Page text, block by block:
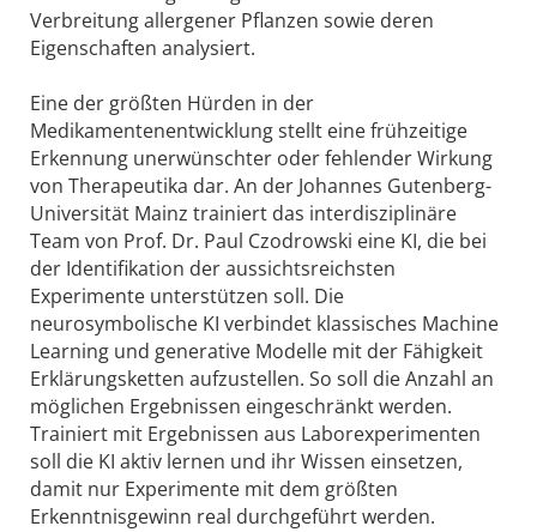
Verbreitung allergener Pflanzen sowie deren
Eigenschaften analysiert.
Eine der größten Hürden in der
Medikamentenentwicklung stellt eine frühzeitige
Erkennung unerwünschter oder fehlender Wirkung
von Therapeutika dar. An der Johannes Gutenberg-
Universität Mainz trainiert das interdisziplinäre
Team von Prof. Dr. Paul Czodrowski eine KI, die bei
der Identifikation der aussichtsreichsten
Experimente unterstützen soll. Die
neurosymbolische KI verbindet klassisches Machine
Learning und generative Modelle mit der Fähigkeit
Erklärungsketten aufzustellen. So soll die Anzahl an
möglichen Ergebnissen eingeschränkt werden.
Trainiert mit Ergebnissen aus Laborexperimenten
soll die KI aktiv lernen und ihr Wissen einsetzen,
damit nur Experimente mit dem größten
Erkenntnisgewinn real durchgeführt werden.